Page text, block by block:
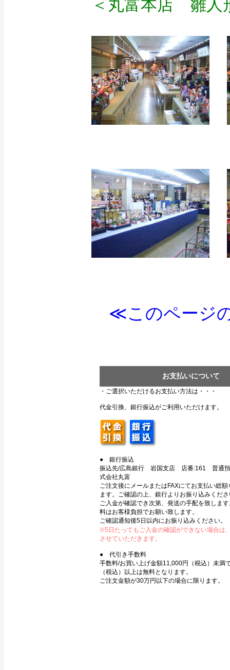
＜丸富本店 雛人
≪このページ
お支払いについて
・ご選択いただけるお支払い方法は・・・
代金引換、銀行振込がご利用いただけます。
● 銀行振込
振込先/広島銀行 岩国支店 店番:161 普通
式会社丸富
ご注文後にメールまたはFAXにてお支払い総
ます。ご確認の上、銀行よりお振り込みくだ
ご入金が確認でき次第、発送の手配を致しま
料はお客様負担でお願い致します。
ご確認通知後5日以内にお振り込みください。
※5日たってもご入金の確認ができない場合は
させていただきます。
● 代引き手数料
手数料/お買い上げ金額11,000円（税込）未満
（税込）以上は無料となります。
ご注文金額が30万円以下の場合に限ります。